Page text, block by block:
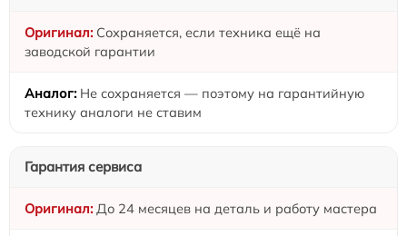
Сохраняется, если техника ещё на
заводской гарантии
Не сохраняется — поэтому на гарантийную
технику аналоги не ставим
Гарантия сервиса
До 24 месяцев на деталь и работу мастера